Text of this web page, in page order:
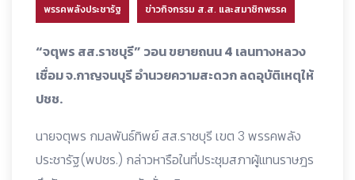
พรรคพลังประชารัฐ ข่าวกิจกรรม ส.ส. และสมาชิกพรรค
“จตุพร สส.ราชบุรี” วอน ขยายถนน 4 เลนทางหลวง
เชื่อม จ.กาญจนบุรี อำนวยความสะดวก ลดอุบัติเหตุให้
ปชช.
นายจตุพร กมลพันธ์ทิพย์ สส.ราชบุรี เขต 3 พรรคพลัง
ประชารัฐ(พปชร.) กล่าวหารือในที่ประชุมสภาผู้แทนราษฎร